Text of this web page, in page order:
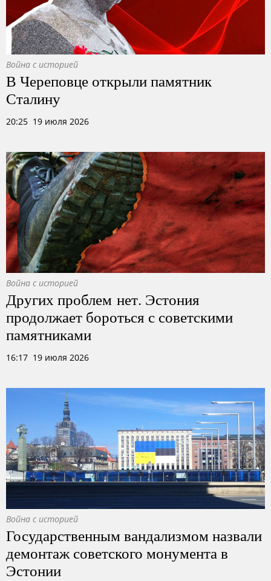
Война с историей
В Череповце открыли памятник
Сталину
20:25 19 июля 2026
Война с историей
Других проблем нет. Эстония
продолжает бороться с советскими
памятниками
16:17 19 июля 2026
Война с историей
Государственным вандализмом назвали
демонтаж советского монумента в
Эстонии